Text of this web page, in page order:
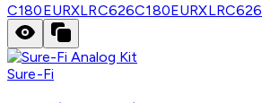
C180EURXLRC626C180EURXLRC626
Sure-Fi